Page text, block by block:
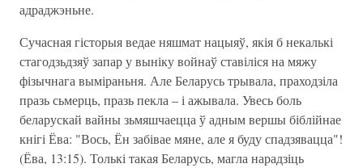
адраджэньне.
Сучасная гісторыя ведае няшмат нацыяў, якія б некалькі
стагодзьдзяў запар у выніку войнаў ставіліся на мяжу
фізычнага выміраньня. Але Беларусь трывала, праходзіла
празь сьмерць, празь пекла – і ажывала. Увесь боль
беларускай вайны зьмяшчаецца ў адным вершы біблійнае
кнігі Ёва: "Вось, Ён забівае мяне, але я буду спадзявацца"!
(Ёва, 13:15). Толькі такая Беларусь, магла нарадзіць